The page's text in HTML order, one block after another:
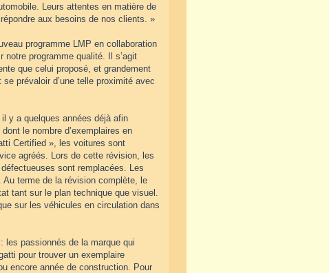
Leurs attentes en matière de
aux besoins de nos clients. »
programme LMP en collaboration
programme qualité. Il s’agit
que celui proposé, et grandement
prévaloir d’une telle proximité avec
y a quelques années déjà afin
le nombre d’exemplaires en
Certified », les voitures sont
agréés. Lors de cette révision, les
sont remplacées. Les
terme de la révision complète, le
tant sur le plan technique que visuel.
sur les véhicules en circulation dans
les passionnés de la marque qui
pour trouver un exemplaire
encore année de construction. Pour